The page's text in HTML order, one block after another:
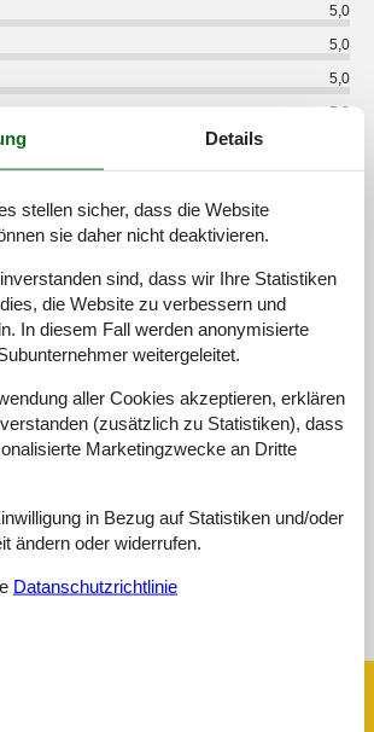
5,0
5,0
5,0
5,0
5 Lage: 5 Insgesamt:
5 Service vor Ort: 5 Preis-Leistung:
Urlaub! Das Miteinander mit
ist sehr schön und gepflegt und mit
Das Tüpfelchen auf dem i ist die
mit dem herrlichen Blick auf die Lienzer
sehr wohl bei euch gefühlt! Danke!
Siehe Häuser nebenan
Details
stellen sicher, dass die Website
sie daher nicht deaktivieren.
sind, dass wir Ihre Statistiken
die Website zu verbessern und
In diesem Fall werden anonymisierte
weitergeleitet.
aller Cookies akzeptieren, erklären
(zusätzlich zu Statistiken), dass
Marketingzwecke an Dritte
in Bezug auf Statistiken und/oder
ändern oder widerrufen.
Datanschutzrichtlinie